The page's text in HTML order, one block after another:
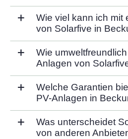
Wie viel kann ich mit
von Solarfive in
Wie
Anlagen von
Welche Garantien
PV-Anlagen in
Was unterscheidet
von anderen